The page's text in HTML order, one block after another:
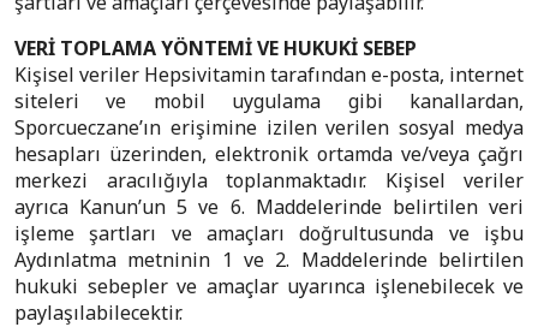
VERİ TOPLAMA YÖNTEMİ VE HUKUKİ SEBEP
Kişisel veriler Hepsivitamin tarafından e-posta, internet
siteleri ve mobil uygulama gibi kanallardan,
Sporcueczane’ın erişimine izilen verilen sosyal medya
hesapları üzerinden, elektronik ortamda ve/veya çağrı
merkezi aracılığıyla toplanmaktadır. Kişisel veriler
ayrıca Kanun’un 5 ve 6. Maddelerinde belirtilen veri
işleme şartları ve amaçları doğrultusunda ve işbu
Aydınlatma metninin 1 ve 2. Maddelerinde belirtilen
hukuki sebepler ve amaçlar uyarınca işlenebilecek ve
paylaşılabilecektir.